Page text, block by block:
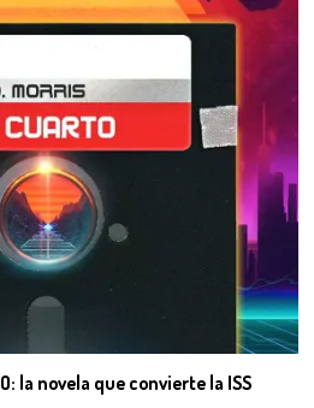
la novela que convierte la ISS